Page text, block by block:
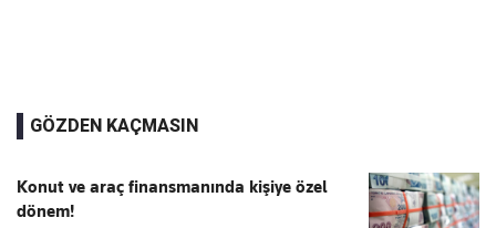
GÖZDEN KAÇMASIN
Konut ve araç finansmanında kişiye özel
dönem!